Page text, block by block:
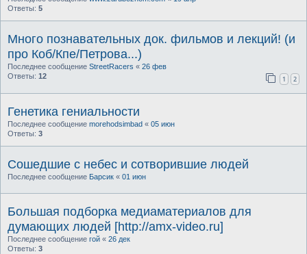
Ответы: 5
Много познавательных док. фильмов и лекций! (и
про Коб/Кпе/Петрова...)
Последнее сообщение StreetRacers « 26 фев
Ответы: 12 1 2
Генетика гениальности
Последнее сообщение morehodsimbad « 05 июн
Ответы: 3
Сошедшие с небес и сотворившие людей
Последнее сообщение Барсик « 01 июн
Большая подборка медиаматериалов для
думающих людей [http://amx-video.ru]
Последнее сообщение гой « 26 дек
Ответы: 3